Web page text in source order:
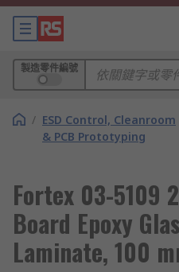
製造零件編號
/ ESD Control, Cleanroom
& PCB Prototyping
Fortex 03-5109
Board Epoxy
Laminate, 100